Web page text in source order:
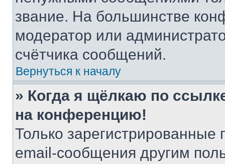
звание. На большинстве
модератор или
счётчика сообщений.
Вернуться к началу
» Когда я щёлкаю по
на конференцию!
Только зарегистрированные
email-сообщения другим